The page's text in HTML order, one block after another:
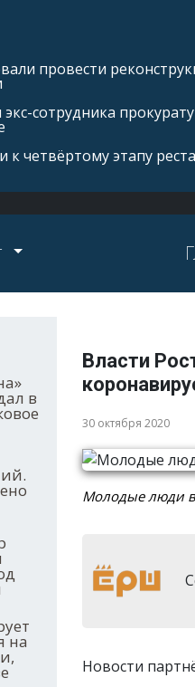
провести
сотрудника
к четвёртому этапу
в
на
Власти
30 октября 2020
Молодые люди в
Новости